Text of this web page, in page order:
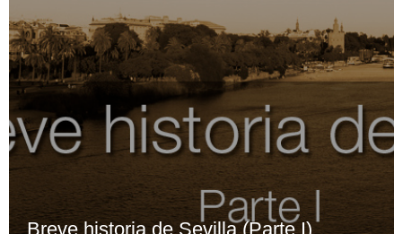
Breve historia de Sevilla (Parte I)